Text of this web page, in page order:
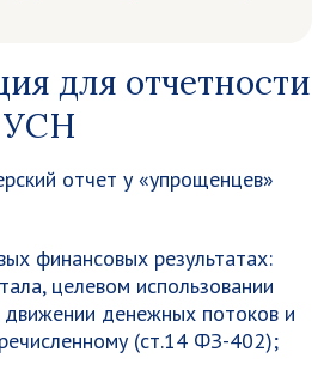
для отчетности
УСН
отчет у «упрощенцев»
финансовых результатах:
целевом использовании
денежных потоков и
(ст.14 ФЗ-402);